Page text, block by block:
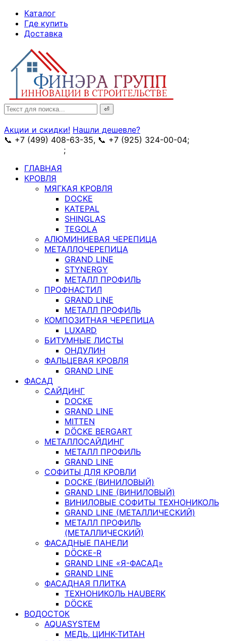
Skip
Content
Каталог
Где купить
Доставка
Search
for:
Акции и скидки! Нашли дешевле?
📞 +7 (499) 408-63-35, 📞 +7 (925) 324-00-04;
;
ГЛАВНАЯ
КРОВЛЯ
МЯГКАЯ КРОВЛЯ
DOCKE
KATEPAL
SHINGLAS
TEGOLA
АЛЮМИНИЕВАЯ ЧЕРЕПИЦА
МЕТАЛЛОЧЕРЕПИЦА
GRAND LINE
STYNERGY
МЕТАЛЛ ПРОФИЛЬ
ПРОФНАСТИЛ
GRAND LINE
МЕТАЛЛ ПРОФИЛЬ
КОМПОЗИТНАЯ ЧЕРЕПИЦА
LUXARD
БИТУМНЫЕ ЛИСТЫ
ОНДУЛИН
ФАЛЬЦЕВАЯ КРОВЛЯ
GRAND LINE
ФАСАД
САЙДИНГ
DOCKE
GRAND LINE
MITTEN
DÖCKE BERGART
МЕТАЛЛОСАЙДИНГ
МЕТАЛЛ ПРОФИЛЬ
GRAND LINE
СОФИТЫ ДЛЯ КРОВЛИ
DOCKE (ВИНИЛОВЫЙ)
GRAND LINE (ВИНИЛОВЫЙ)
ВИНИЛОВЫЕ СОФИТЫ ТЕХНОНИКОЛЬ
GRAND LINE (МЕТАЛЛИЧЕСКИЙ)
МЕТАЛЛ ПРОФИЛЬ
(МЕТАЛЛИЧЕСКИЙ)
ФАСАДНЫЕ ПАНЕЛИ
DÖCKE-R
GRAND LINE «Я-ФАСАД»
GRAND LINE
ФАСАДНАЯ ПЛИТКА
ТЕХНОНИКОЛЬ HAUBERK
DÖCKE
ВОДОСТОК
AQUASYSTEM
МЕДЬ, ЦИНК-ТИТАН